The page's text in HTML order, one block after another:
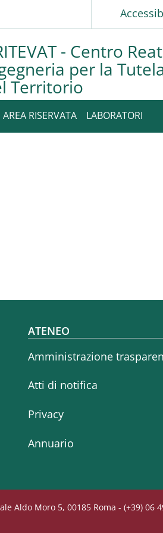
- Centro
per la
Territorio
AREA RISERVATA LABORATORI
Footer
ATENEO
Amministrazione
Atti di notifica
Privacy
Annuario
Aldo Moro 5, 00185 Roma - (+39) 06